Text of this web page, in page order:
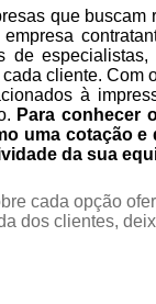
que buscam
de
cliente. Com
à
Para conhecer
uma cotação
da sua
cada opção
dos clientes,